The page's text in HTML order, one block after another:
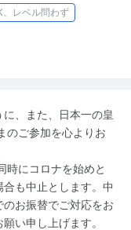
、レベル問わず
、また、日本一の皇
のご参加を心よりお
時にコロナを始めと
も中止とします。中
お振替でご対応をお
い申し上げます。